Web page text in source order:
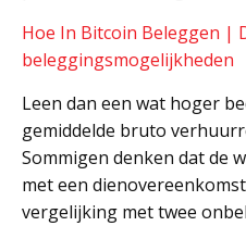
Hoe In Bitcoin Beleggen |
beleggingsmogelijkheden
Leen dan een wat hoger
gemiddelde bruto
Sommigen denken dat de
met een
vergelijking met twee